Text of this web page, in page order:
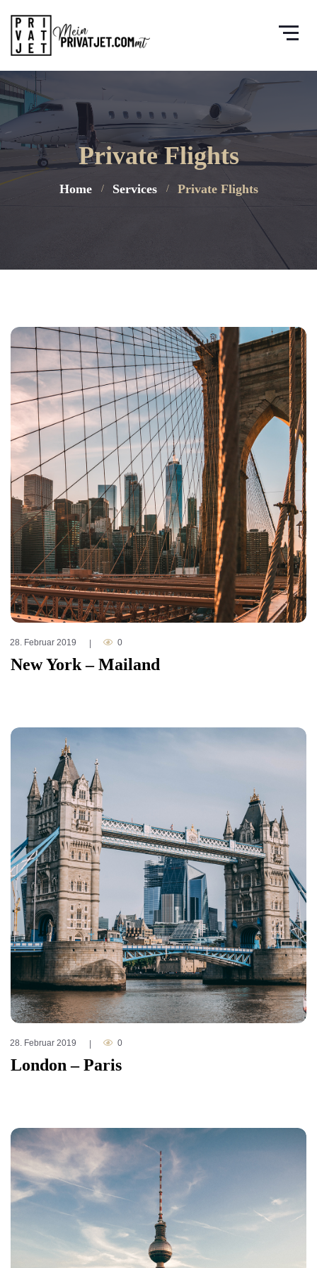
Private Flights
Home Services Private Flights
28. Februar 2019 0
New York – Mailand
28. Februar 2019 0
London – Paris